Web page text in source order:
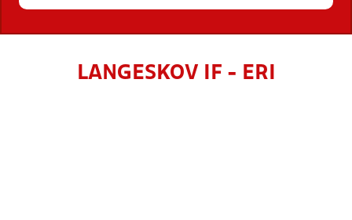
LANGESKOV IF - ERI